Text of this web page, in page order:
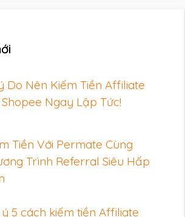
Do Nên Kiếm Tiền Affiliate
Ngay Lập Tức!
Tiền Với Permate Cùng
Trình Referral Siêu Hấp
ý 5 cách kiếm tiền Affiliate